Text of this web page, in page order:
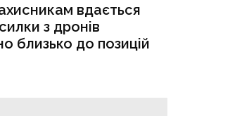
вдається
з дронів
близько до позицій